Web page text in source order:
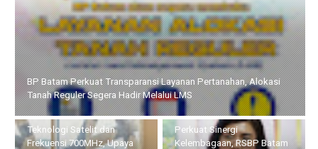
Pemprov Kepri dan KomDigi Pacu Penetrasi Broadband Lewat
Teknologi Satelit dan Frekuensi 700MHz, Upaya Memutus
Kesenjangan Digital di Kawasan Perbatasan
Perkuat Sinergi
Kelembagaan, RSBP Batam
Lapas Batam Terima Kunker
Deputi Imigrasi dan